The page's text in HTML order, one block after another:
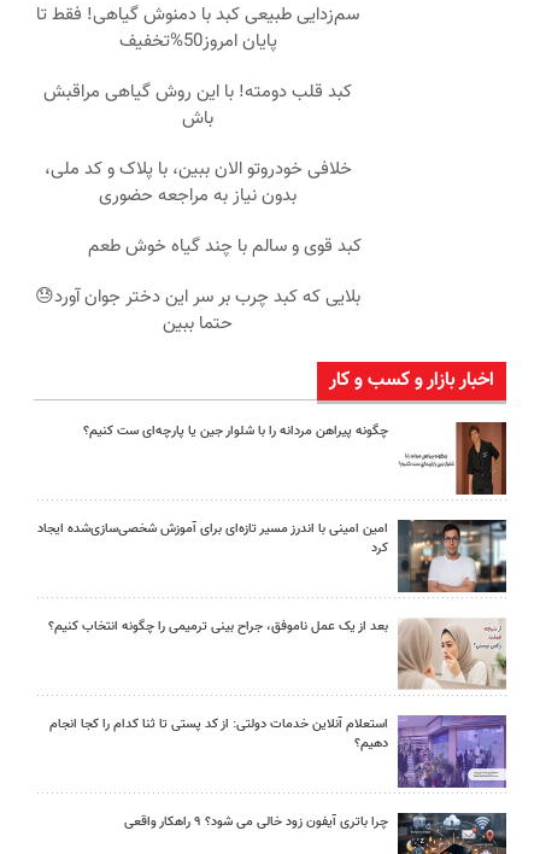
سم‌زدایی طبیعی کبد با دمنوش گیاهی! فقط تا
پایان امروز50%تخفیف
کبد قلب دومته! با این روش گیاهی مراقبش
باش
خلافی خودروتو الان ببین، با پلاک و کد ملی،
بدون نیاز به مراجعه حضوری
کبد قوی و سالم با چند گیاه خوش طعم
بلایی که کبد چرب بر سر این دختر جوان آورد😓
حتما ببین
اخبار بازار و کسب و کار
چگونه پیراهن مردانه را با شلوار جین یا پارچه‌ای ست کنیم؟
امین امینی با اندرز مسیر تازه‌ای برای آموزش شخصی‌سازی‌شده ایجاد
کرد
بعد از یک عمل ناموفق، جراح بینی ترمیمی را چگونه انتخاب کنیم؟
استعلام آنلاین خدمات دولتی: از کد پستی تا ثنا کدام را کجا انجام
دهیم؟
چرا باتری آیفون زود خالی می شود؟ ۹ راهکار واقعی